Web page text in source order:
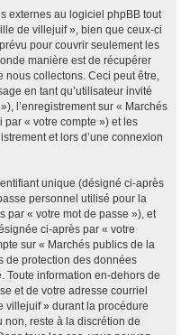
externes au logiciel phpBB tout
de villejuif », bien que ceux-ci
pour couvrir seulement les
manière est de récupérer
nous collectons. Ceci peut être,
en tant qu’utilisateur invité
l’enregistrement sur « Marchés
« votre compte ») et les
et lors d’une connexion
unique (désigné ci-après
personnel utilisé pour la
par « votre mot de passe »), et
ci-après par « votre
sur « Marchés publics de la
de protection des données
Toute information en-dehors de
et de votre adresse courriel
villejuif » durant la procédure
non, reste à la discrétion de